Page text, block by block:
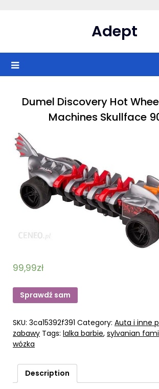
Adept
Dumel Discovery Hot
Machines Skullface
99,99zł
Sprawdź sam
SKU: 3ca15392f391 Category: Auta i inne
zabawy Tags: lalka barbie, sylvanian
wózka
Description